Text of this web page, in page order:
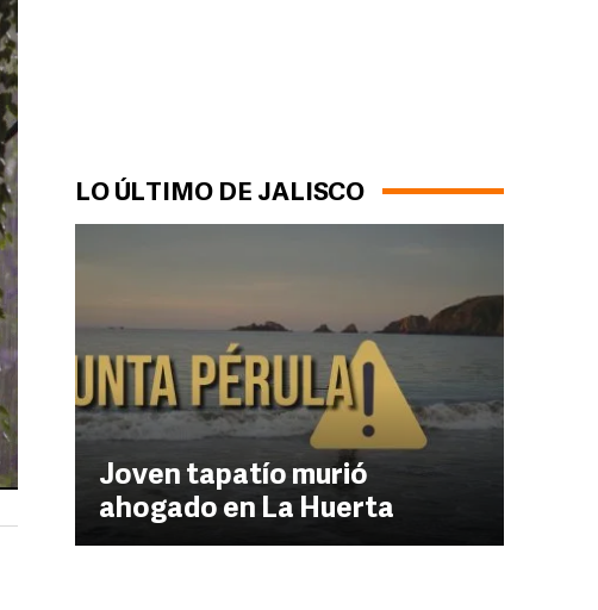
LO ÚLTIMO DE JALISCO
Joven tapatío murió
ahogado en La Huerta